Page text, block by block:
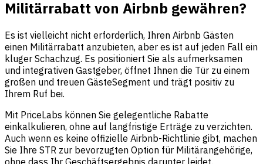
Militärrabatt von Airbnb gewähren?
Es ist vielleicht nicht erforderlich, Ihren Airbnb Gästen
einen Militärrabatt anzubieten, aber es ist auf jeden Fall ein
kluger Schachzug. Es positioniert Sie als aufmerksamen
und integrativen Gastgeber, öffnet Ihnen die Tür zu einem
großen und treuen GästeSegment und trägt positiv zu
Ihrem Ruf bei.
Mit PriceLabs können Sie gelegentliche Rabatte
einkalkulieren, ohne auf langfristige Erträge zu verzichten.
Auch wenn es keine offizielle Airbnb-Richtlinie gibt, machen
Sie Ihre STR zur bevorzugten Option für Militärangehörige,
ohne dass Ihr Geschäftsergebnis darunter leidet.